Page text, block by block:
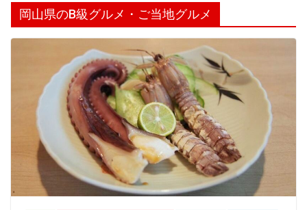
岡山県のB級グルメ・ご当地グルメ